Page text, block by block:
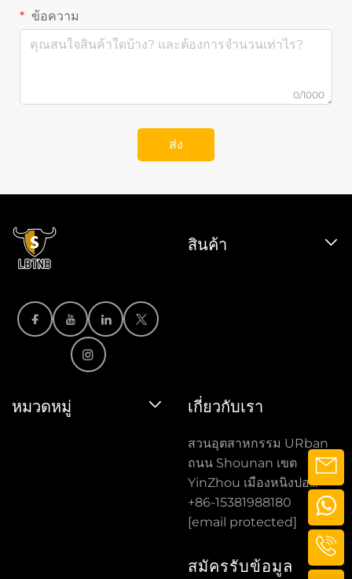
ข้อความ
0/1000
ส่ง
สินค้า
หมวดหมู่ เกี่ยวกับเรา
สวนอุตสาหกรรม URban
ถนน Shounan เขต
YinZhou เมืองหนิงปอ
มณฑลเจ้อเจียง ประเทศจีน
+86-15381988180
[email protected]
สมัครรับข้อมูล